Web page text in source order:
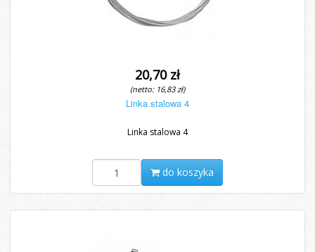
20,70 zł
(netto: 16,83 zł)
Linka stalowa 4
Linka stalowa 4
do koszyka